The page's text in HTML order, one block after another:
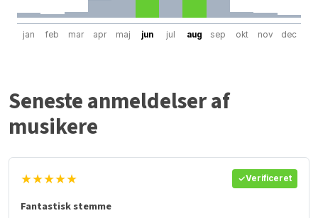
jan feb mar apr maj jun jul aug sep okt nov dec
Seneste anmeldelser af
musikere
★★★★★ Verificeret
Fantastisk stemme